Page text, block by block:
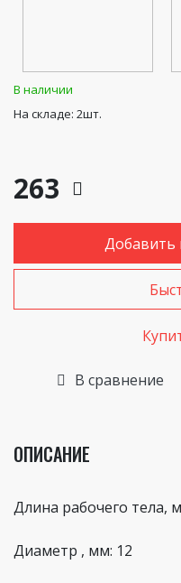
В наличии
На складе: 2шт.
263
Добавить
В сравнение
ОПИСАНИЕ
Длина рабочего тела,
Диаметр , мм: 12